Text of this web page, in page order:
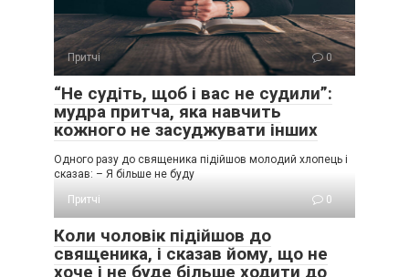
Притчі 0
“Не судіть, щоб і вас не судили”:
мудра притча, яка навчить
кожного не засуджувати інших
Одного разу до священика підійшов молодий хлопець і
сказав: – Я більше не буду
Притчі
0
Коли чоловік підійшов до
священика, і сказав йому, що не
хоче і не буде більше ходити до